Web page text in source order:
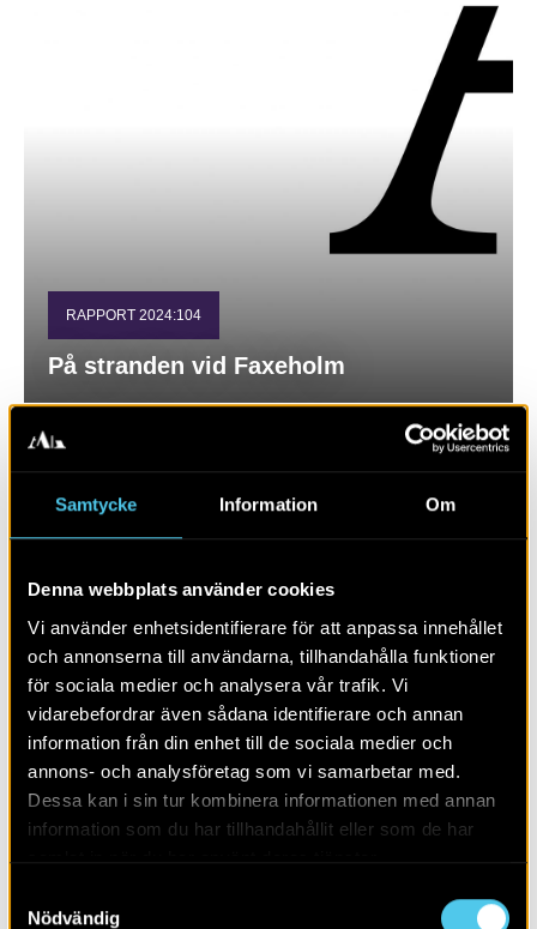
Samtycke Information Om
Denna webbplats använder cookies
Vi använder enhetsidentifierare för att anpassa innehållet
och annonserna till användarna, tillhandahålla funktioner
för sociala medier och analysera vår trafik. Vi
vidarebefordrar även sådana identifierare och annan
information från din enhet till de sociala medier och
annons- och analysföretag som vi samarbetar med.
Dessa kan i sin tur kombinera informationen med annan
information som du har tillhandahållit eller som de har
Nödvändig
RAPPORT 2024:104
På stranden vid Faxeholm
RAPPORT 2024:29
Ett par kokgropar och gropar